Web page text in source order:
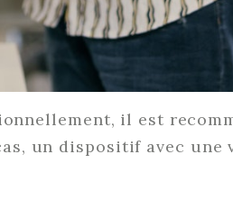
il est
un dispositif avec une